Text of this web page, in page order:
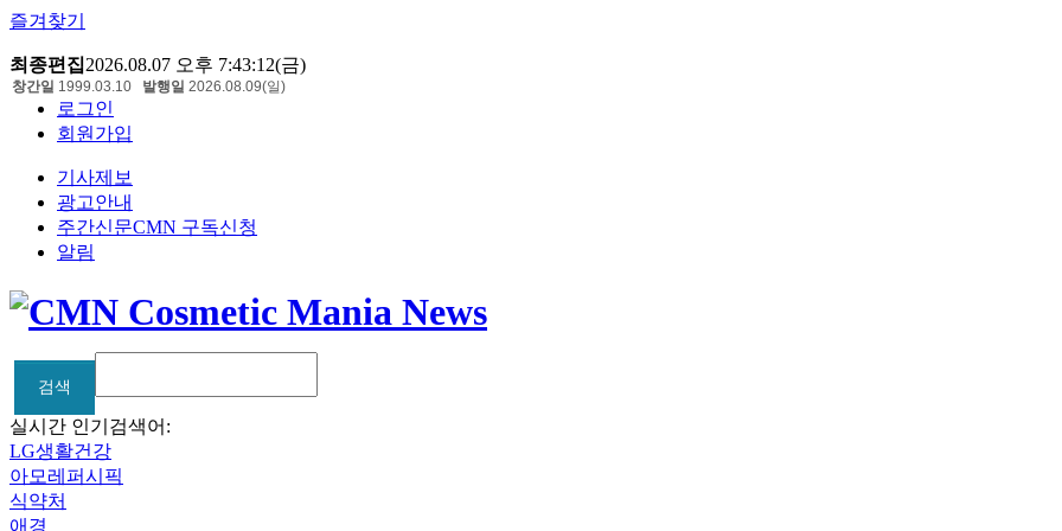
즐겨찾기
최종편집2026.08.07 오후 7:43:12(금)
로그인
회원가입
기사제보
광고안내
주간신문CMN 구독신청
알림
창간일 1999.03.10 발행일 2026.08.09(일)
검색
검색
실시간 인기검색어:
LG생활건강
아모레퍼시픽
식약처
애경